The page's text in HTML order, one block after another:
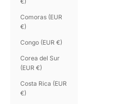
Comoras (EUR
€)
Congo (EUR €)
Corea del Sur
(EUR €)
Costa Rica (EUR
€)